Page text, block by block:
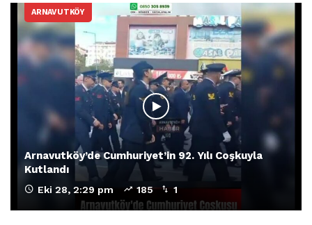
ARNAVUTKÖY
Arnavutköy’de Cumhuriyet’in 92. Yılı Coşkuyla
Kutlandı
Eki 28, 2:29 pm 185 1